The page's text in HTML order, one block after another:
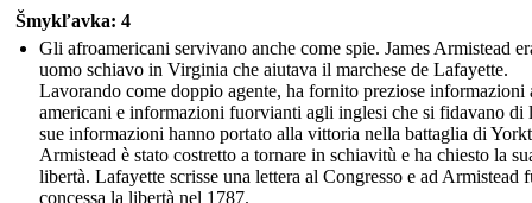
Šmykľavka: 4
Gli afroamericani servivano anche come spie. James Armistead
uomo schiavo in Virginia che aiutava il marchese de Lafayette.
Lavorando come doppio agente, ha fornito preziose informazioni
americani e informazioni fuorvianti agli inglesi che si fidavano di
sue informazioni hanno portato alla vittoria nella battaglia di
Armistead è stato costretto a tornare in schiavitù e ha chiesto la
libertà. Lafayette scrisse una lettera al Congresso e ad Armistead
concessa la libertà nel 1787.